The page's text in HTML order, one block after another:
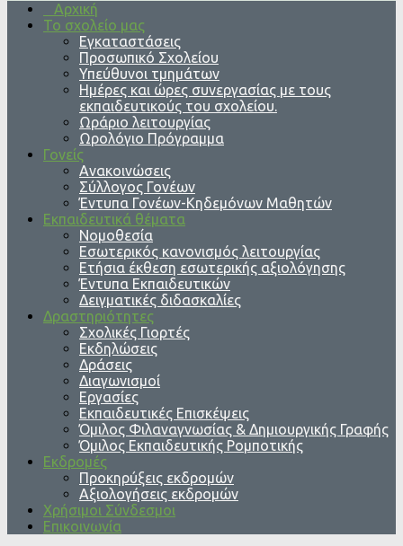
Αρχική
Το σχολείο μας
Εγκαταστάσεις
Προσωπικό Σχολείου
Υπεύθυνοι τμημάτων
Ημέρες και ώρες συνεργασίας με τους
εκπαιδευτικούς του σχολείου.
Ωράριο λειτουργίας
Ωρολόγιο Πρόγραμμα
Γονείς
Ανακοινώσεις
Σύλλογος Γονέων
Έντυπα Γονέων-Κηδεμόνων Μαθητών
Εκπαιδευτικά θέματα
Νομοθεσία
Εσωτερικός κανονισμός λειτουργίας
Ετήσια έκθεση εσωτερικής αξιολόγησης
Έντυπα Εκπαιδευτικών
Δειγματικές διδασκαλίες
Δραστηριότητες
Σχολικές Γιορτές
Εκδηλώσεις
Δράσεις
Διαγωνισμοί
Εργασίες
Εκπαιδευτικές Επισκέψεις
Όμιλος Φιλαναγνωσίας & Δημιουργικής Γραφής
Όμιλος Εκπαιδευτικής Ρομποτικής
Εκδρομές
Προκηρύξεις εκδρομών
Αξιολογήσεις εκδρομών
Χρήσιμοι Σύνδεσμοι
Επικοινωνία